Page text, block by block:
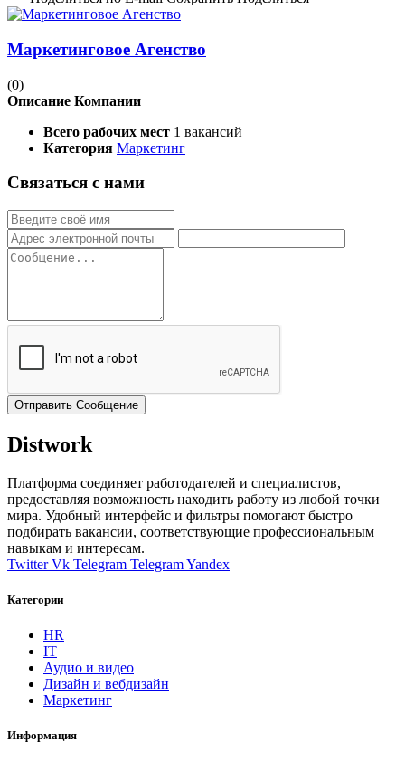
Маркетинговое Агенство
(0)
Описание Компании
Всего рабочих мест 1 вакансий
Категория Маркетинг
Связаться с нами
Отправить Сообщение
Distwork
Платформа соединяет работодателей и специалистов,
предоставляя возможность находить работу из любой точки
мира. Удобный интерфейс и фильтры помогают быстро
подбирать вакансии, соответствующие профессиональным
навыкам и интересам.
Twitter Vk Telegram TelegramYandex
Категории
HR
IT
Аудио и видео
Дизайн и вебдизайн
Маркетинг
Информация